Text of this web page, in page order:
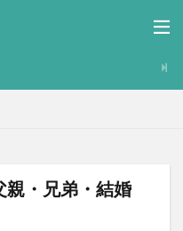
親・兄弟・結婚